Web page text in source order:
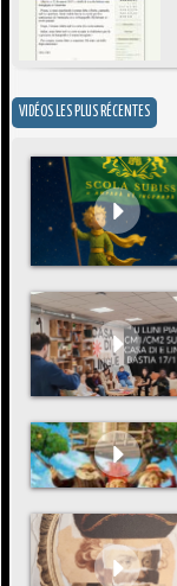
VIDÉOS LES PLUS RÉCENTES